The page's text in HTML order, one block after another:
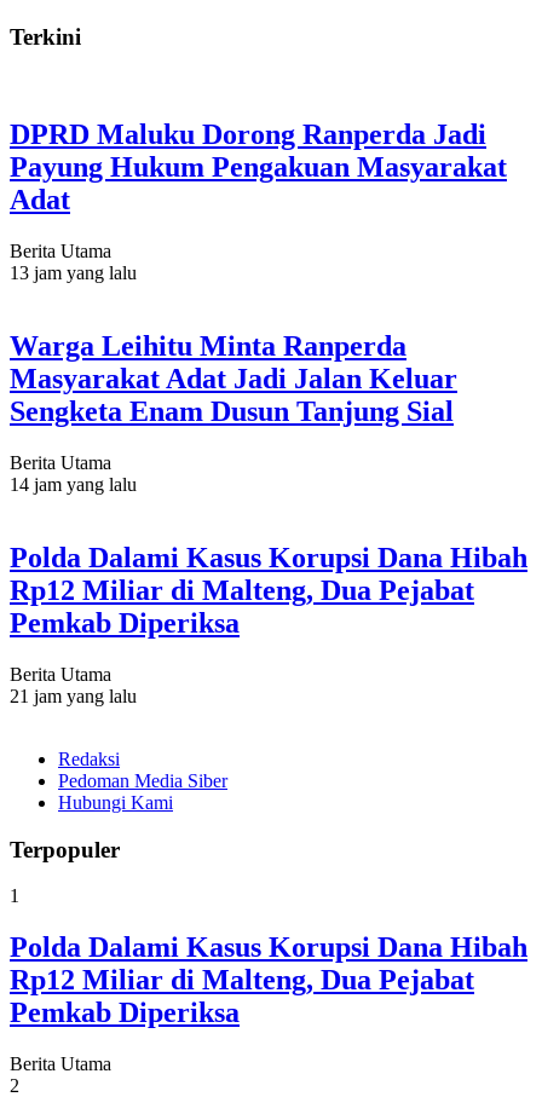
Terkini
DPRD Maluku Dorong Ranperda Jadi
Payung Hukum Pengakuan Masyarakat
Adat
Berita Utama
13 jam yang lalu
Warga Leihitu Minta Ranperda
Masyarakat Adat Jadi Jalan Keluar
Sengketa Enam Dusun Tanjung Sial
Berita Utama
14 jam yang lalu
Polda Dalami Kasus Korupsi Dana Hibah
Rp12 Miliar di Malteng, Dua Pejabat
Pemkab Diperiksa
Berita Utama
21 jam yang lalu
Redaksi
Pedoman Media Siber
Hubungi Kami
Terpopuler
1
Polda Dalami Kasus Korupsi Dana Hibah
Rp12 Miliar di Malteng, Dua Pejabat
Pemkab Diperiksa
Berita Utama
2